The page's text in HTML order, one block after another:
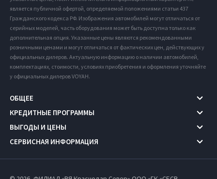
является публичной офертой, определяемой положениями статьи 437
Гражданского кодекса РФ. Изображения автомобилей могут отличаться от
серийных моделей, часть оборудования может быть доступна только как
дополнительная опция. Указанные цены являются рекомендованными
розничными ценами и могут отличаться от фактических цен, действующих у
официальных дилеров. Актуальную информацию о наличии автомобилей,
комплектациях, стоимости, условиях приобретения и оформления уточняйте
у официальных дилеров VOYAH.
ОБЩЕЕ
КРЕДИТНЫЕ ПРОГРАММЫ
ВЫГОДЫ И ЦЕНЫ
СЕРВИСНАЯ ИНФОРМАЦИЯ